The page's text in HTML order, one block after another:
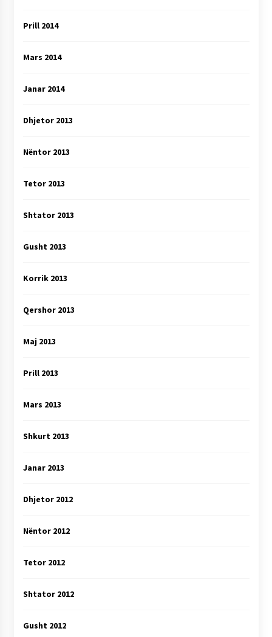
Prill 2014
Mars 2014
Janar 2014
Dhjetor 2013
Nëntor 2013
Tetor 2013
Shtator 2013
Gusht 2013
Korrik 2013
Qershor 2013
Maj 2013
Prill 2013
Mars 2013
Shkurt 2013
Janar 2013
Dhjetor 2012
Nëntor 2012
Tetor 2012
Shtator 2012
Gusht 2012